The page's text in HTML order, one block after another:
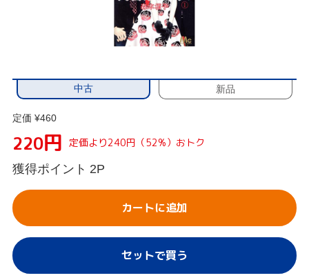
中古 新品
定価 ¥460
220円 定価より240円（52%）おトク
獲得ポイント 2P
カートに追加
セットで買う